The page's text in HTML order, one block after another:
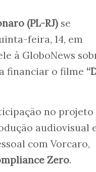
(PL-RJ) se
feira, 14, em
à GloboNews
financiar o filme
no projeto
audiovisual
com Vorcaro,
Zero.